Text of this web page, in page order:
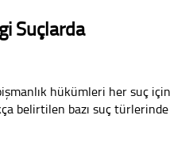
Suçlarda
hükümleri her suç için
belirtilen bazı suç türlerinde